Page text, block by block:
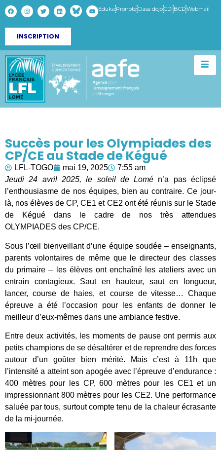
Eduka PronoteClass dojoCDI BCDWebmail
INSCRIPTION
Succès pour les Olympiades des
CP/CE au Stade de Kégué
LFL-TOGO mai 19, 2025
7:55 am
Jeudi 24 avril 2025, le soleil de Lomé n’a pas éclipsé
l’enthousiasme de nos équipes, bien au contraire. Ce jour-
là, nos élèves de CP, CE1 et CE2 ont été réunis sur le Stade
de Kégué dans le cadre de nos très attendues
OLYMPIADES des CP/CE.
Sous l’œil bienveillant d’une équipe soudée – enseignants,
parents volontaires de même que le directeur des classes
du primaire – les élèves ont enchaîné les ateliers avec un
entrain contagieux. Saut en hauteur, saut en longueur,
lancer, course de haies, et course de vitesse… Chaque
épreuve a été l’occasion pour les enfants de donner le
meilleur d’eux-mêmes dans une ambiance festive.
Entre deux activités, les moments de pause ont permis aux
petits champions de se désaltérer et de reprendre des forces
autour d’un goûter bien mérité. Mais c’est à 11h que
l’intensité a atteint son apogée avec l’épreuve d’endurance :
400 mètres pour les CP, 600 mètres pour les CE1 et un
impressionnant 800 mètres pour les CE2. Une performance
saluée par tous, surtout compte tenu de la chaleur écrasante
de la mi-journée.